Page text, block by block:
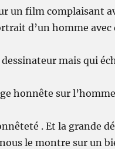
un film complaisant
d’un homme avec
mais qui
honnête sur
. Et la grande
le montre sur un